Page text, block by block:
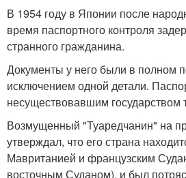
В 1954 году в Японии после
время паспортного контроля
странного гражданина.
Документы у него были в полном
исключением одной детали.
несуществовавшим государством
Возмущенный "Туаредчанин" на
утверждал, что его страна
Мавританией и французским
восточным Суданом), и был